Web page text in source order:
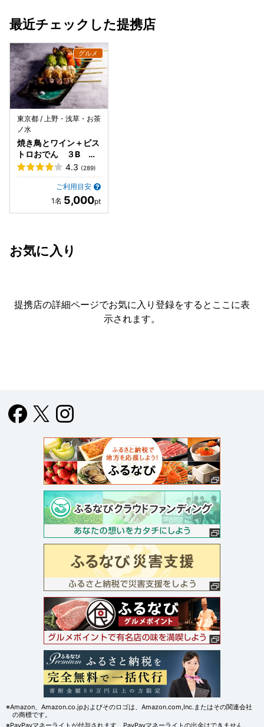
最近チェックした提携店
東京都 / 上野・浅草・お茶
ノ水
焼き鳥とワイン＋ビス
トロおでん ３B 神
保町店
4.3 (289)
ご利用目安
5,000
お気に入り
提携店の詳細ページでお気に入り登録をすると ここに表
示されます。
※Amazon、Amazon.co.jpおよびそのロゴは、Amazon.com,Inc.またはその関連会社
の商標です。